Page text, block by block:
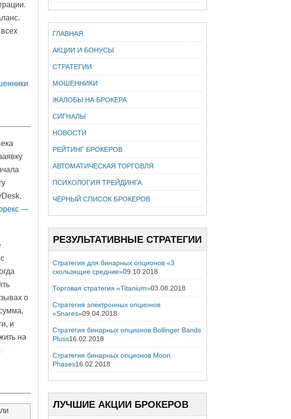
—
о
и
на
ГЛАВНАЯ
АКЦИИ И БОНУСЫ
СТРАТЕГИИ
МОШЕННИКИ
ЖАЛОБЫ НА БРОКЕРА
СИГНАЛЫ
НОВОСТИ
РЕЙТИНГ БРОКЕРОВ
АВТОМАТИЧЕСКАЯ ТОРГОВЛЯ
ПСИХОЛОГИЯ ТРЕЙДИНГА
ЧЁРНЫЙ СПИСОК БРОКЕРОВ
РЕЗУЛЬТАТИВНЫЕ СТРАТЕГИИ
Стратегия для бинарных опционов «3
скользящие средние»09.10.2018
Торговая стратегия «Titanium»03.08.2018
Стратегия электронных опционов
«Snares»09.04.2018
Стратегия бинарных опционов Bollinger Bands
Pluss16.02.2018
Стратегия бинарных опционов Moon
Phases16.02.2018
ЛУЧШИЕ АКЦИИ БРОКЕРОВ